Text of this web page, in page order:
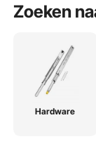
Zoeken
Hardware